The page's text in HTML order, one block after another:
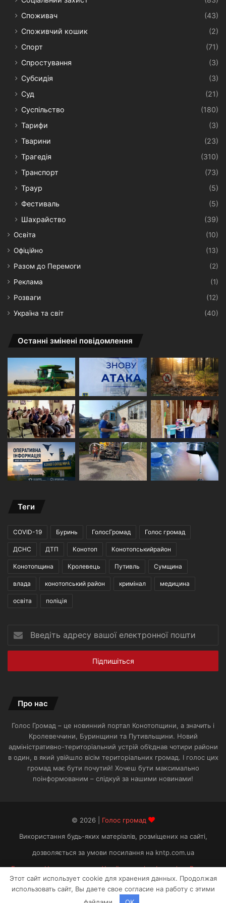
Споживач
(43)
Споживчий кошик
(2)
Спорт
(71)
Спростування
(3)
Субсидія
(3)
Суд
(21)
Суспільство
(180)
Тарифи
(3)
Тварини
(23)
Трагедія
(310)
Транспорт
(73)
Траур
(5)
Фестиваль
(5)
Шахрайство
(39)
Освіта
(10)
Офіційно
(13)
Разом до Перемоги
(2)
Реклама
(1)
Розваги
(12)
Україна та світ
(40)
Останні змінені повідомлення
Теги
COVID-19 Буринь ГолосГромад Голос громад
ДСНС ДТП Конотоп Конотопськийрайон
Конотопщина Кролевець Путивль Сумщина
влада конотопський район кримінал медицина
освіта поліція
адресу
вашої
пошти
Про нас
Голос Громад – це новинний портал Конотопщини, а значить і
Кролевеччини, Буринщини та Путивльщини. Новий
адміністративно-територіальний устрій об’єднав чотири райони
в один, в який увійшло вісім територіальних громад. І голос цих
громад має бути почутий! Хочеш бути максимально
поінформованим – слідкуй за нашими новинами!
© 2026 | Голос громад
Використання будь-яких матеріалів, розміщених на сайті,
дозволяється за умови посилання на kntp.com.ua
Головна
Новини громад Україна та світ Інтерв’ю Розваги
FacebookTelegram
Этот сайт использует cookie для хранения данных. Продолжая
использовать сайт, Вы даете свое согласие на работу с этими